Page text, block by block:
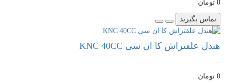
0 تومان
تماس بگیرید
هندل علفتراش کا ان سی KNC 40CC
..
0 تومان